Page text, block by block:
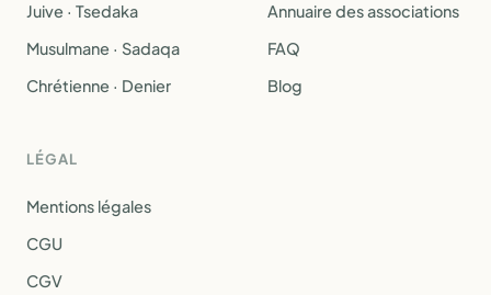
Juive · Tsedaka
Musulmane · Sadaqa
Chrétienne · Denier
Annuaire des associations
FAQ
Blog
LÉGAL
Mentions légales
CGU
CGV